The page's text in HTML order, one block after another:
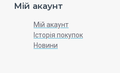
Мій акаунт
Мій акаунт
Історія покупок
Новини